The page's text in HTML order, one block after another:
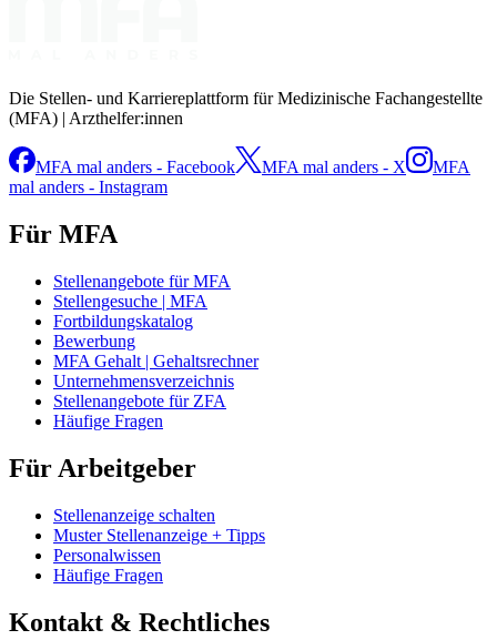
Die Stellen- und Karriereplattform für Medizinische Fachangestellte
(MFA) | Arzthelfer:innen
MFA mal anders - Facebook MFA mal anders - X
MFA
mal anders - Instagram
Für MFA
Stellenangebote für MFA
Stellengesuche | MFA
Fortbildungskatalog
Bewerbung
MFA Gehalt | Gehaltsrechner
Unternehmensverzeichnis
Stellenangebote für ZFA
Häufige Fragen
Für Arbeitgeber
Stellenanzeige schalten
Muster Stellenanzeige + Tipps
Personalwissen
Häufige Fragen
Kontakt & Rechtliches